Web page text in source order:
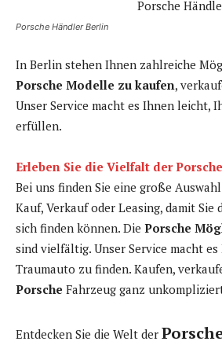
Porsche Händler Berlin
In Berlin stehen Ihnen zahlreiche
Porsche Modelle zu kaufen,
Unser Service macht es Ihnen leicht,
erfüllen.
Erleben Sie die Vielfalt der
Bei uns finden Sie eine große
Kauf, Verkauf oder Leasing, damit Sie
sich finden können. Die Porsche
sind vielfältig. Unser Service macht
Traumauto zu finden. Kaufen,
Porsche Fahrzeug ganz
Entdecken Sie die Welt der